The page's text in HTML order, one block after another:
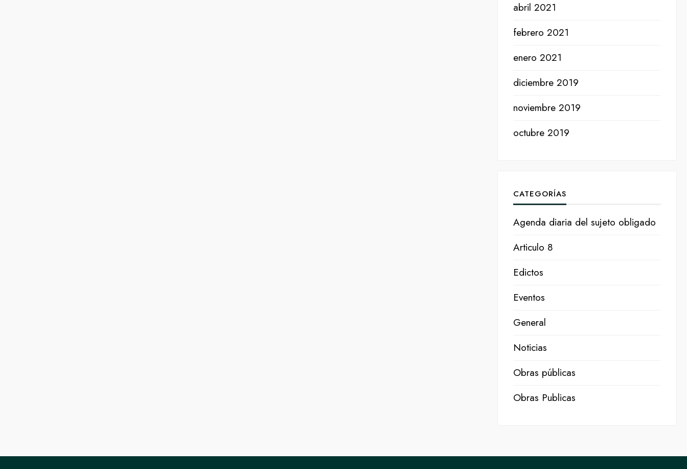
abril 2021
febrero 2021
enero 2021
diciembre 2019
noviembre 2019
octubre 2019
CATEGORÍAS
Agenda diaria del sujeto obligado
Articulo 8
Edictos
Eventos
General
Noticias
Obras públicas
Obras Publicas